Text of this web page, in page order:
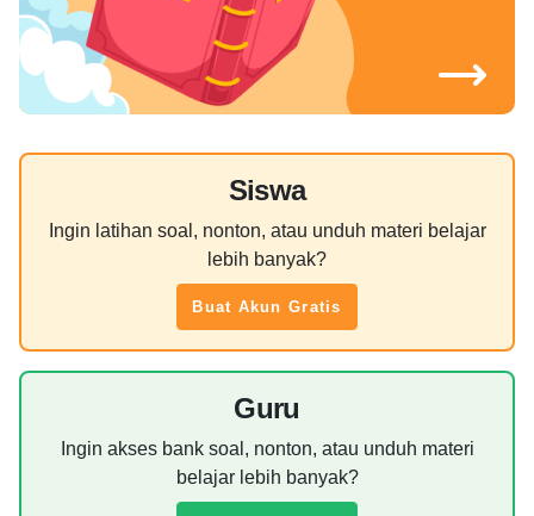
Siswa
Ingin latihan soal, nonton, atau unduh materi belajar
lebih banyak?
Buat Akun Gratis
Guru
Ingin akses bank soal, nonton, atau unduh materi
belajar lebih banyak?